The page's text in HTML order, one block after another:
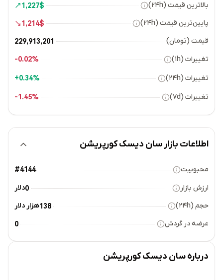
بالاترین قیمت (۲۴h) $
1,227
پایین‌ترین قیمت (۲۴h) $
1,214
قیمت (تومان) 229,913,201
تغییرات (۱h) 0.02%-
تغییرات (۲۴h) 0.34%+
تغییرات (۷d) 1.45%-
اطلاعات بازار سان دیسک کورپریشن
محبوبیت #4144
ارزش بازار 0دلار
حجم (۲۴h)
138هزار دلار
عرضه در گردش
0
دربارهسان دیسک کورپریشن